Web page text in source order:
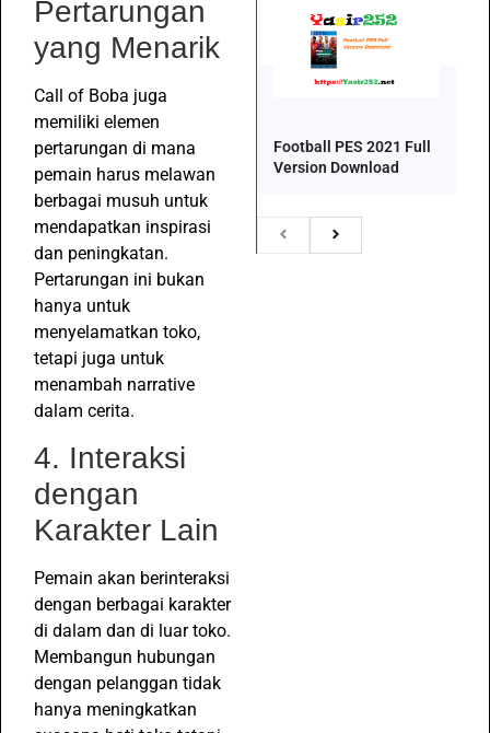
Pertarungan
yang Menarik
Call of Boba juga
memiliki elemen
pertarungan di mana
pemain harus melawan
berbagai musuh untuk
mendapatkan inspirasi
dan peningkatan.
Pertarungan ini bukan
hanya untuk
menyelamatkan toko,
tetapi juga untuk
menambah narrative
dalam cerita.
4. Interaksi
dengan
Karakter Lain
Pemain akan berinteraksi
dengan berbagai karakter
di dalam dan di luar toko.
Membangun hubungan
dengan pelanggan tidak
hanya meningkatkan
Football PES 2021 Full
Version Download